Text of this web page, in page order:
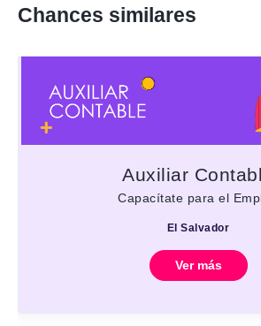
Chances similares
Auxiliar
Capacítate para el
El Salvador
Ver más